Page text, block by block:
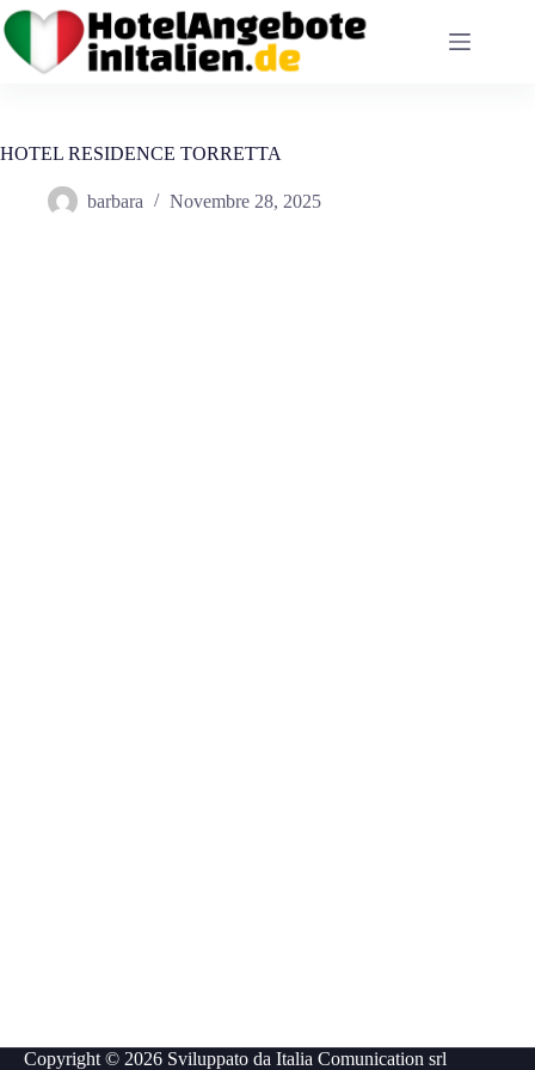
Salta
al
contenuto
HOTEL RESIDENCE TORRETTA
barbara Novembre 28, 2025
Copyright © 2026 Sviluppato daItalia Comunication srl